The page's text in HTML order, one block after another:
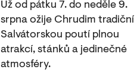
Už od pátku 7. do neděle 9.
srpna ožije Chrudim tradiční
Salvátorskou poutí plnou
atrakcí, stánků a jedinečné
atmosféry.